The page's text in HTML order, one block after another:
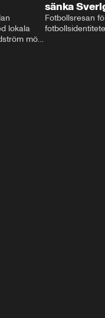
lokala
möts
från
sänka
Fotbollsresan